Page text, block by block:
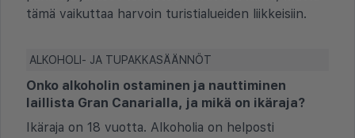
tämä vaikuttaa harvoin turistialueiden liikkeisiin.
ALKOHOLI- JA TUPAKKASÄÄNNÖT
Onko alkoholin ostaminen ja nauttiminen
laillista Gran Canarialla, ja mikä on ikäraja?
Ikäraja on 18 vuotta. Alkoholia on helposti